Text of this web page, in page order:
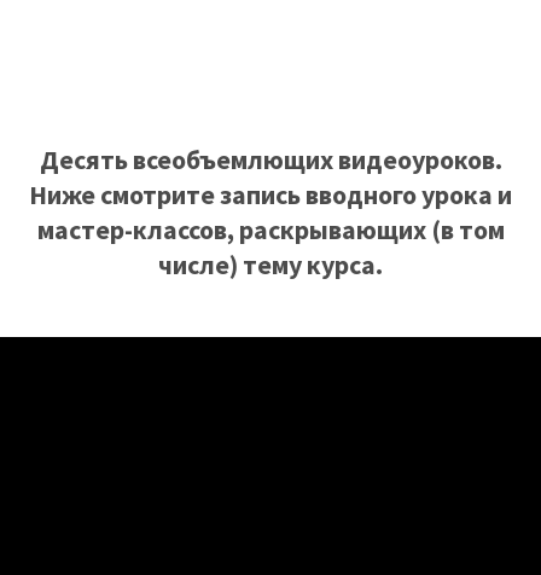
Десять всеобъемлющих видеоуроков.
Ниже смотрите запись вводного урока и
мастер-классов, раскрывающих (в том
числе) тему курса.